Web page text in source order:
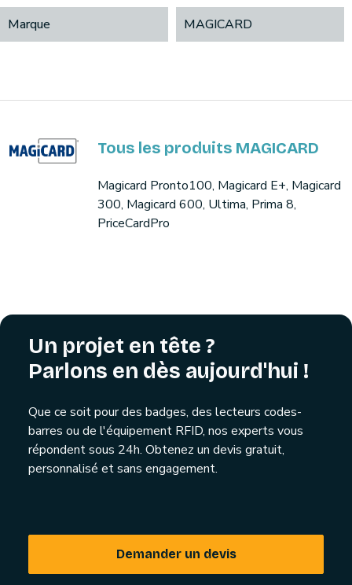
Marque MAGICARD
Tous les produits MAGICARD
Magicard Pronto100, Magicard E+, Magicard
300, Magicard 600, Ultima, Prima 8,
PriceCardPro
Un projet en tête ?
Parlons en dès aujourd'hui !
Que ce soit pour des badges, des lecteurs codes-
barres ou de l'équipement RFID, nos experts vous
répondent sous 24h. Obtenez un devis gratuit,
personnalisé et sans engagement.
Demander un devis